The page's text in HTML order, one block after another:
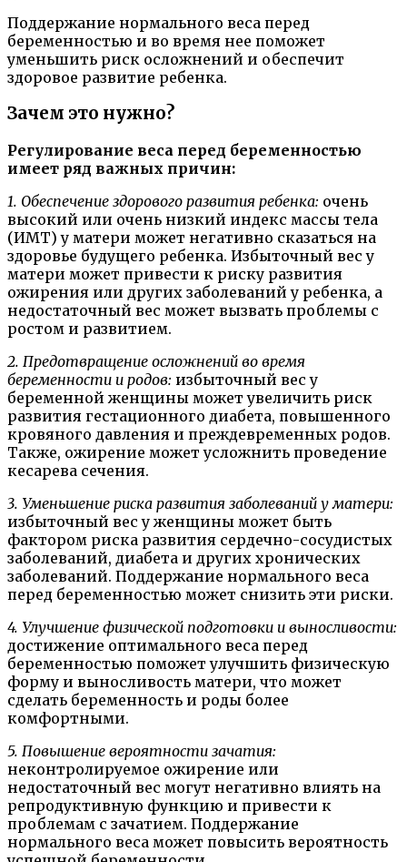
Поддержание нормального веса перед
беременностью и во время нее поможет
уменьшить риск осложнений и обеспечит
здоровое развитие ребенка.
Зачем это нужно?
Регулирование веса перед беременностью
имеет ряд важных причин:
1. Обеспечение здорового развития ребенка: очень
высокий или очень низкий индекс массы тела
(ИМТ) у матери может негативно сказаться на
здоровье будущего ребенка. Избыточный вес у
матери может привести к риску развития
ожирения или других заболеваний у ребенка, а
недостаточный вес может вызвать проблемы с
ростом и развитием.
2. Предотвращение осложнений во время
беременности и родов: избыточный вес у
беременной женщины может увеличить риск
развития гестационного диабета, повышенного
кровяного давления и преждевременных родов.
Также, ожирение может усложнить проведение
кесарева сечения.
3. Уменьшение риска развития заболеваний у матери:
избыточный вес у женщины может быть
фактором риска развития сердечно-сосудистых
заболеваний, диабета и других хронических
заболеваний. Поддержание нормального веса
перед беременностью может снизить эти риски.
4. Улучшение физической подготовки и выносливости:
достижение оптимального веса перед
беременностью поможет улучшить физическую
форму и выносливость матери, что может
сделать беременность и роды более
комфортными.
5. Повышение вероятности зачатия:
неконтролируемое ожирение или
недостаточный вес могут негативно влиять на
репродуктивную функцию и привести к
проблемам с зачатием. Поддержание
нормального веса может повысить вероятность